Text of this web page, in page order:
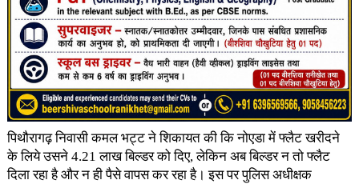
पिथौरागढ़ निवासी कमल भट्ट ने शिकायत की कि नोएडा में फ्लैट खरीदने
के लिये उसने 4.21 लाख बिल्डर को दिए, लेकिन अब बिल्डर न तो फ्लैट
दिला रहा है और न ही पैसे वापस कर रहा है। इस पर पुलिस अधीक्षक